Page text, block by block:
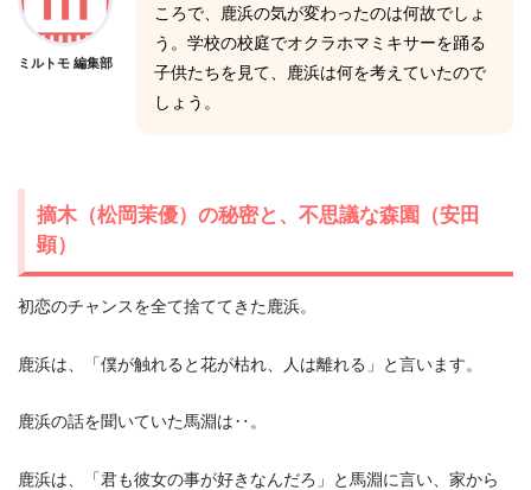
ミルトモ 編集部
ころで、鹿浜の気が変わったのは何故でしょ
う。学校の校庭でオクラホマミキサーを踊る
子供たちを見て、鹿浜は何を考えていたので
しょう。
摘木（松岡茉優）の秘密と、不思議な森園（安田
顕）
初恋のチャンスを全て捨ててきた鹿浜。
鹿浜は、「僕が触れると花が枯れ、人は離れる」と言います。
鹿浜の話を聞いていた馬淵は‥。
鹿浜は、「君も彼女の事が好きなんだろ」と馬淵に言い、家から